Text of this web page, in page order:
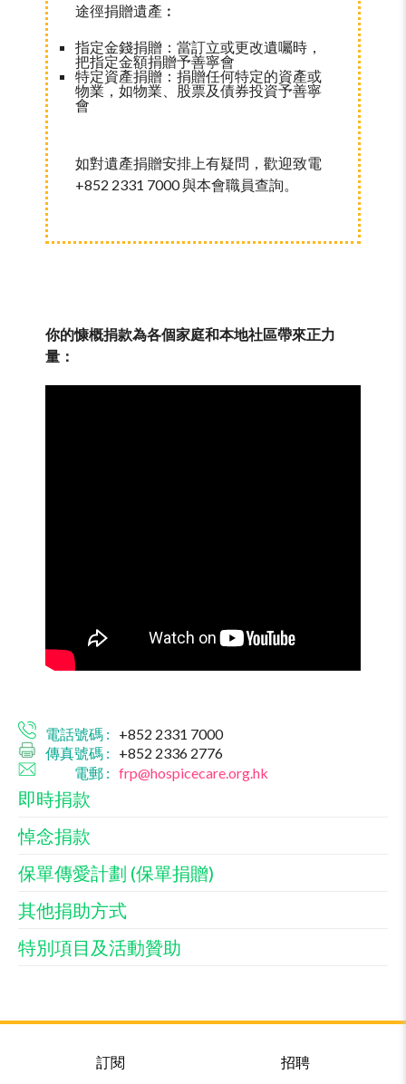
途徑捐贈遺產︰
指定金錢捐贈：當訂立或更改遺囑時，
把指定金額捐贈予善寧會
特定資產捐贈：捐贈任何特定的資產或
物業，如物業、股票及債券投資予善寧
會
如對遺產捐贈安排上有疑問，歡迎致電
+852 2331 7000 與本會職員查詢。
你的慷概捐款為各個家庭和本地社區帶來正力
量：
電話號碼 :
+852 2331 7000
傳真號碼 :
+852 2336 2776
電郵 : frp@hospicecare.org.hk
即時捐款
悼念捐款
保單傳愛計劃 (保單捐贈)
其他捐助方式
特別項目及活動贊助
訂閱 招聘